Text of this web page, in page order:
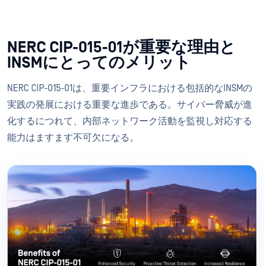
NERC CIP-015-01が重要な理由と
INSMにとってのメリット
NERC CIP-015-01は、重要インフラにおける包括的なINSMの
実践の発展における重要な進歩である。サイバー脅威が進
化するにつれて、内部ネットワーク活動を監視し対応する
能力はますます不可欠になる。